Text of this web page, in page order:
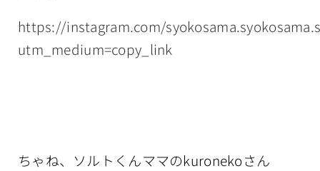
https://instagram.com/
utm_medium=copy_link
ちゃね、ソルトくんママのkuronekoさん